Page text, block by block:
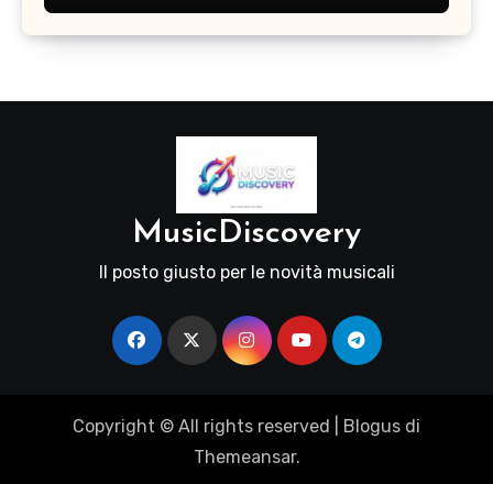
MusicDiscovery
Il posto giusto per le novità musicali
Copyright © All rights reserved Blogus di
Themeansar.